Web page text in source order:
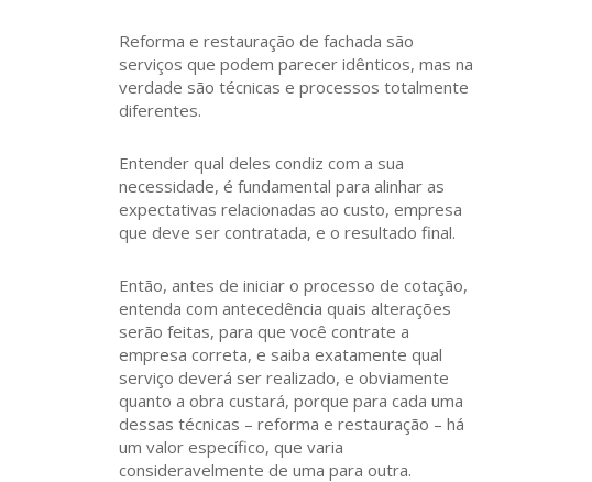
Reforma e restauração de fachada são
serviços que podem parecer idênticos, mas na
verdade são técnicas e processos totalmente
diferentes.
Entender qual deles condiz com a sua
necessidade, é fundamental para alinhar as
expectativas relacionadas ao custo, empresa
que deve ser contratada, e o resultado final.
Então, antes de iniciar o processo de cotação,
entenda com antecedência quais alterações
serão feitas, para que você contrate a
empresa correta, e saiba exatamente qual
serviço deverá ser realizado, e obviamente
quanto a obra custará, porque para cada uma
dessas técnicas – reforma e restauração – há
um valor específico, que varia
consideravelmente de uma para outra.